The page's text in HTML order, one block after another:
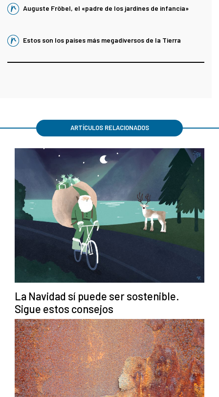
Auguste Fröbel, el «padre de los jardines de infancia»
Estos son los países más megadiversos de la Tierra
ARTÍCULOS RELACIONADOS
La Navidad sí puede ser sostenible.
Sigue estos consejos